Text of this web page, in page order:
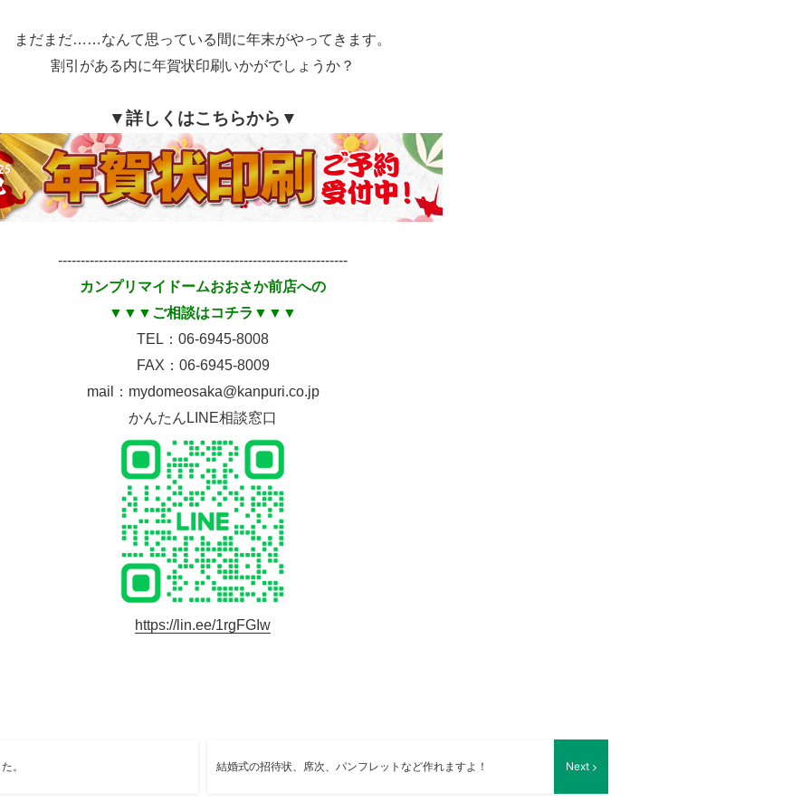
まだまだ……なんて思っている間に年末がやってきます。
割引がある内に年賀状印刷いかがでしょうか？
▼詳しくはこちらから▼
----------------------------------------------------------------
カンプリマイドームおおさか前店への
▼▼▼ご相談はコチラ▼▼▼
TEL：06-6945-8008
FAX：06-6945-8009
mail：mydomeosaka@kanpuri.co.jp
かんたんLINE相談窓口
https://lin.ee/1rgFGIw
。 Next
結婚式の招待状、席次、パンフレットなど作れますよ！